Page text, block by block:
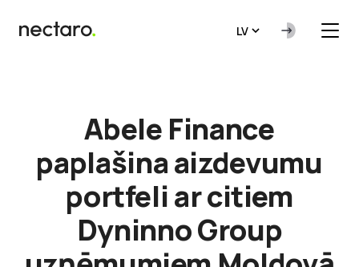
LV
Abele Finance
paplašina aizdevumu
portfeli ar citiem
Dyninno Group